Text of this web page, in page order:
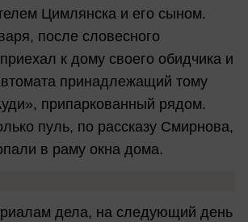
Цимлянска и его сыном.
после словесного
к дому своего обидчика и
принадлежащий тому
припаркованный рядом.
пуль, по рассказу Смирнова,
в раму окна дома.
дела, на следующий день